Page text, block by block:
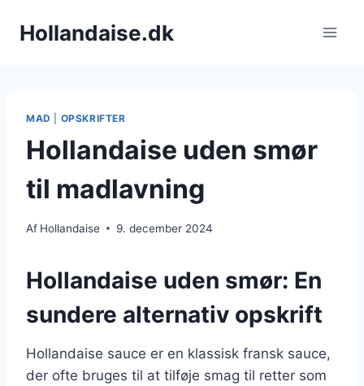
Hollandaise.dk
MAD OPSKRIFTER
Hollandaise uden smør
til madlavning
Af Hollandaise 9. december 2024
Hollandaise uden smør: En
sundere alternativ opskrift
Hollandaise sauce er en klassisk fransk sauce,
der ofte bruges til at tilføje smag til retter som